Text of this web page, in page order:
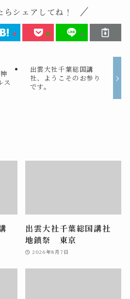
らシェアしてね！
ス
出雲大社千葉総国講
社、ようこそのお参り
です。
出雲大社千葉総国講社
地鎮祭 東京
2026年8月7日